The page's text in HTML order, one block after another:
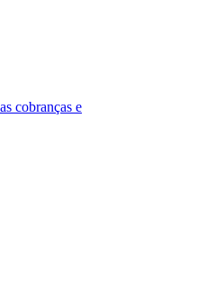
cobranças e